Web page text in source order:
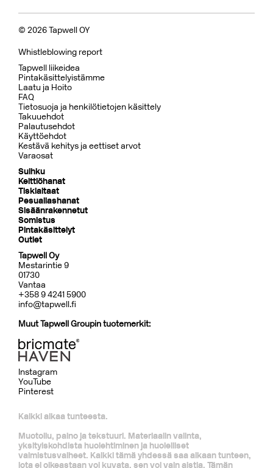
© 2026 Tapwell OY
Whistleblowing report
Tapwell liikeidea
Pintakäsittelyistämme
Laatu ja Hoito
FAQ
Tietosuoja ja henkilötietojen käsittely
Takuuehdot
Palautusehdot
Käyttöehdot
Kestävä kehitys ja eettiset arvot
Varaosat
Suihku
Keittiöhanat
Tiskialtaat
Pesuallashanat
Sisäänrakennetut
Somistus
Pintakäsittelyt
Outlet
Tapwell Oy
Mestarintie 9
01730
Vantaa
+358 9 4241 5900
info@tapwell.fi
Muut Tapwell Groupin tuotemerkit:
Kaikki alkaa tunteesta.
Muotoilu, paino ja tekstuuri. Materiaalin valinta,
yksityiskohdista huolehtiminen ja huolelliset
valmistusvaiheet. Kaikki tämä yhdessä saa aikaan tunteen,
jota ei oikeastaan voi kuvata, sen voi vain aistia. Tämän
Instagram
YouTube
Pinterest